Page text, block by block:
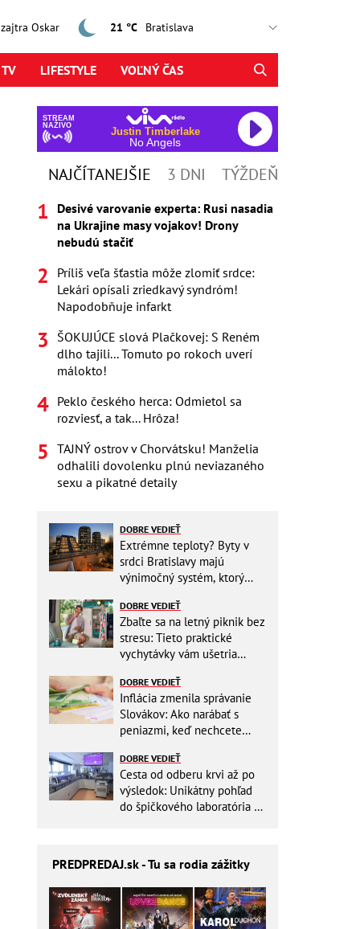
Oskar 21 °C
LIFESTYLE VOĽNÝ ČAS
STREAM
NAŽIVO
Justin Timberlake
No Angels
NAJČÍTANEJŠIE 3 DNI TÝŽDEŇ
Desivé varovanie experta: Rusi nasadia
na Ukrajine masy vojakov! Drony
nebudú stačiť
Príliš veľa šťastia môže zlomiť srdce:
Lekári opísali zriedkavý syndróm!
Napodobňuje infarkt
ŠOKUJÚCE slová Plačkovej: S Reném
dlho tajili... Tomuto po rokoch uverí
málokto!
Peklo českého herca: Odmietol sa
rozviesť, a tak... Hrôza!
TAJNÝ ostrov v Chorvátsku! Manželia
odhalili dovolenku plnú neviazaného
sexu a pikatné detaily
DOBRE VEDIEŤ
Extrémne teploty? Byty v
srdci Bratislavy majú
výnimočný systém, ktorý
DOBRE VEDIEŤ
Zbaľte sa na letný piknik bez
stresu: Tieto praktické
vychytávky vám ušetria
DOBRE VEDIEŤ
Inflácia zmenila správanie
Slovákov: Ako narábať s
peniazmi, keď nechcete
DOBRE VEDIEŤ
Cesta od odberu krvi až po
výsledok: Unikátny pohľad
do špičkového laboratória na
PREDPREDAJ.sk - Tu sa rodia zážitky